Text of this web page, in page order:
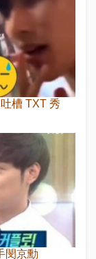
槽 TXT 秀
閔京勳